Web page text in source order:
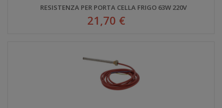
RESISTENZA PER PORTA CELLA FRIGO 63W 220V
21,70 €